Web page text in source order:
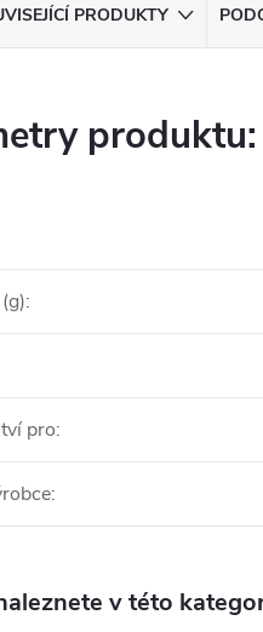
PRODUKTY
produktu:
:
pro:
:
v této